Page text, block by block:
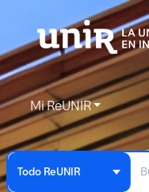
Mi ReUNIR
Todo ReUNIR